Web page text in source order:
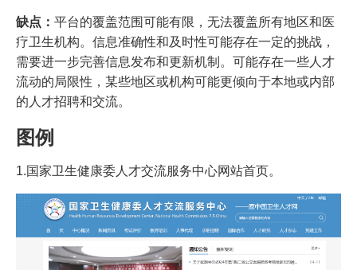
缺点： 平台的覆盖范围可能有限，无法覆盖所有地区和医
疗卫生机构。信息准确性和及时性可能存在一定的挑战，
需要进一步完善信息发布和更新机制。可能存在一些人才
流动的局限性，某些地区或机构可能更倾向于本地或内部
的人才招聘和交流。
图例
1.国家卫生健康委人才交流服务中心网站首页。